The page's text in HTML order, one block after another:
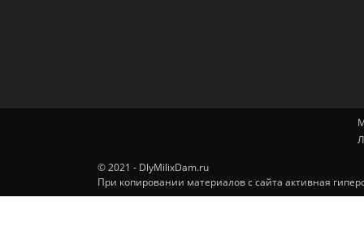
© 2021 - DlyMilixDam.ru
При копировании материалов с сайта активная